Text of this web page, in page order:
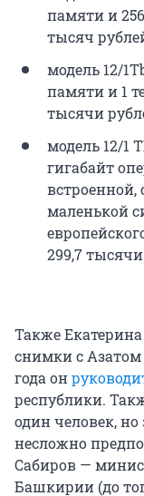
памяти и 256
тысяч
модель 12/
памяти и 1
тысячи
модель 12/1
гигабайт
маленькой
299,7
Также
снимки с
года он
республики.
один человек,
несложно
Сабиров —
Башкирии (до